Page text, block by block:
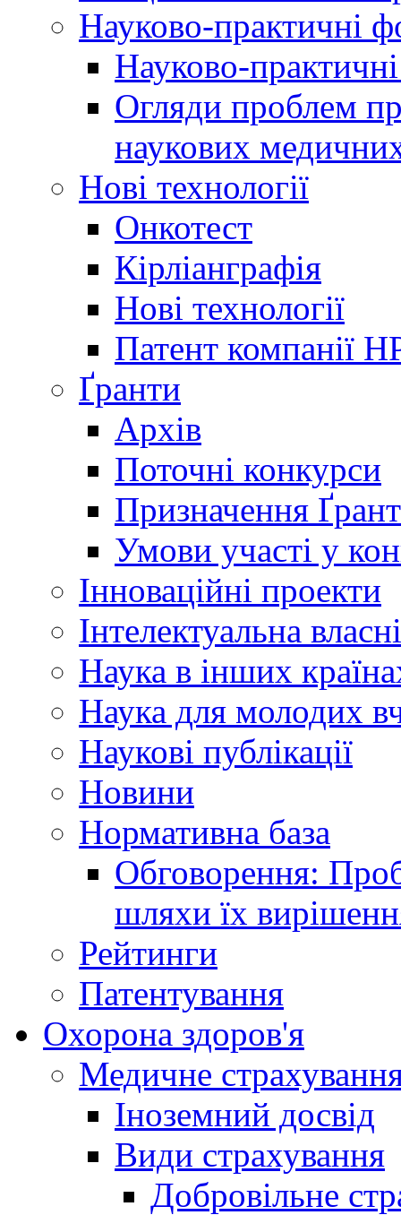
Науково-практичні
Науково-
Огляди проблем
наукових
Нові технології
Онкотест
Кірліанграфія
Нові технології
Патент компанії
Ґранти
Архів
Поточні конкурси
Призначення
Умови участі у
Інноваційні проекти
Інтелектуальна
Наука в інших
Наука для молодих
Наукові публікації
Новини
Нормативна база
Обговорення:
шляхи їх
Рейтинги
Патентування
Охорона здоров'я
Медичне
Іноземний досвід
Види страхування
Добровільне